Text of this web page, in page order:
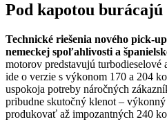
Pod kapotou
Technické riešenia nového pick-
nemeckej spoľahlivosti a
motorov predstavujú
ide o verzie s výkonom 170 a 204
uspokoja potreby náročných
pribudne skutočný klenot –
produkovať až impozantných 240